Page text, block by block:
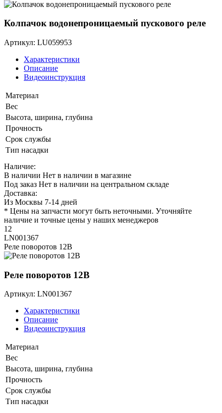
Колпачок водонепроницаемый пускового реле
Артикул: LU059953
Характеристики
Описание
Видеоинструкция
Материал
Вес
Высота, ширина, глубина
Прочность
Срок службы
Тип насадки
Наличие:
В наличии Нет в наличии в магазине
Под заказ Нет в наличии на центральном складе
Доставка:
Из Москвы 7-14 дней
* Цены на запчасти могут быть неточными. Уточняйте
наличие и точные цены у наших менеджеров
12
LN001367
Реле поворотов 12В
Реле поворотов 12В
Артикул: LN001367
Характеристики
Описание
Видеоинструкция
Материал
Вес
Высота, ширина, глубина
Прочность
Срок службы
Тип насадки